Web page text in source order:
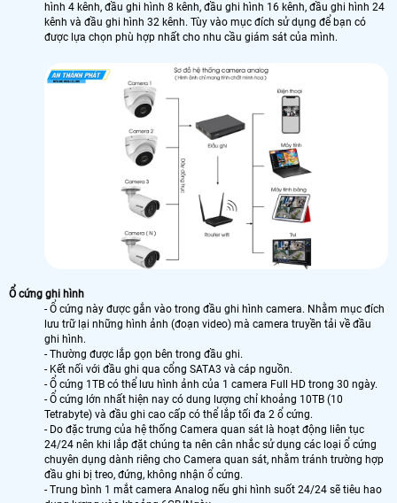
hình 4 kênh, đầu ghi hình 8 kênh, đầu ghi hình 16 kênh, đầu ghi hình 24
kênh và đầu ghi hình 32 kênh. Tùy vào mục đích sử dụng để bạn có
được lựa chọn phù hợp nhất cho nhu cầu giám sát của mình.
Ổ cứng ghi hình
- Ổ cứng này được gắn vào trong đầu ghi hình camera. Nhằm mục đích
lưu trữ lại những hình ảnh (đoạn video) mà camera truyền tải về đầu
ghi hình.
- Thường được lắp gọn bên trong đầu ghi.
- Kết nối với đầu ghi qua cổng SATA3 và cáp nguồn.
- Ổ cứng 1TB có thể lưu hình ảnh của 1 camera Full HD trong 30 ngày.
- Ổ cứng lớn nhất hiện nay có dung lượng chỉ khoảng 10TB (10
Tetrabyte) và đầu ghi cao cấp có thể lắp tối đa 2 ổ cứng.
- Do đặc trưng của hệ thống Camera quan sát là hoạt động liên tục
24/24 nên khi lắp đặt chúng ta nên cân nhắc sử dụng các loại ổ cứng
chuyên dụng dành riêng cho Camera quan sát, nhằm tránh trường hợp
đầu ghi bị treo, đứng, không nhận ổ cứng.
- Trung bình 1 mắt camera Analog nếu ghi hình suốt 24/24 sẽ tiêu hao